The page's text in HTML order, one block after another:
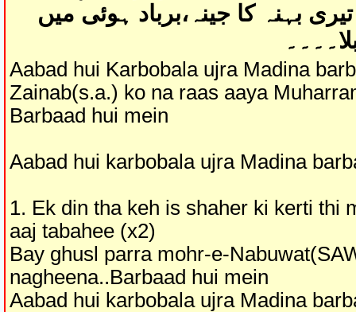
بہنہ کا جینہ،برباد ہوئی میں
Aabad hui Karbobala ujra Madina
Zainab(s.a.) ko na raas aaya
Barbaad hui mein
Aabad hui karbobala ujra Madina
1. Ek din tha keh is shaher ki kerti thi
aaj tabahee (x2)
Bay ghusl parra mohr-e-
nagheena..Barbaad hui mein
Aabad hui karbobala ujra Madina